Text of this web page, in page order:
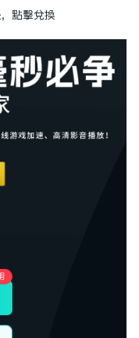
， 點擊兌換